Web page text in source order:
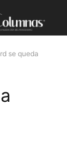
se queda